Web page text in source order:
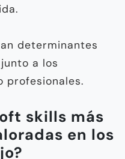
determinantes
a los
profesionales.
skills más
en los